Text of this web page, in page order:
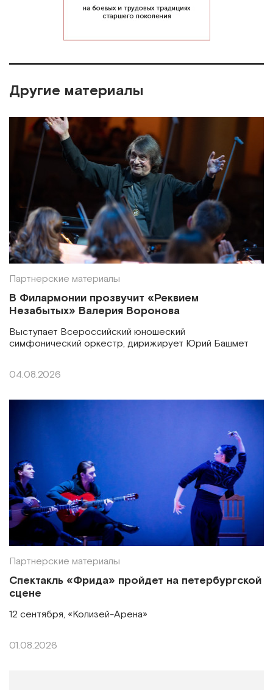
Другие материалы
Партнерские материалы
В Филармонии прозвучит «Реквием
Незабытых» Валерия Воронова
Выступает Всероссийский юношеский
симфонический оркестр, дирижирует Юрий Башмет
04.08.2026
Партнерские материалы
Спектакль «Фрида» пройдет на петербургской
сцене
12 сентября, «Колизей-Арена»
01.08.2026